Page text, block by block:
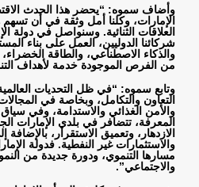
وأضاف سموه: “يحضر هذا الحدث
الإمارات، وكلنا أمل وثقة في أن
العلاقات الثنائية. وسنواصل في دولة
شركائنا الدوليين، العمل على بناء
والذكاء الاصطناعي، والطاقة الخضراء،
من الفرص الموجودة خدمة لأهداف
وتابع سموه: “في ظل التحديات
التعاون والتكامل، وبخاصة في
والأمن الغذائي والاستدامة، وفي سياق
المعرفة، تتضافر في بلدي الإمارات
الازدهار، وتعميق الاستقرار، بالإضافة
والاستثمارات غير النفطية. فدولة
مسارها التنموي، ودورة جديدة من
والاجتماعي.”